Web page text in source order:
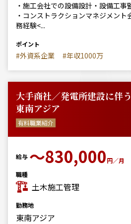
・施工会社での設備設計・設備工事
・コンストラクションマネジメン
務経験<...
ポイント
#外資系企業 #年収1000万
大手商社／発電所建設に伴
東南アジア
有料職業紹介
給与 〜830,000円／月
職種
土木施工管理
勤務地
東南アジア